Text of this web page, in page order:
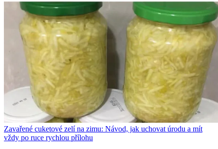
Zavařené cuketové zelí na zimu: Návod, jak uchovat úrodu a mít
vždy po ruce rychlou přílohu